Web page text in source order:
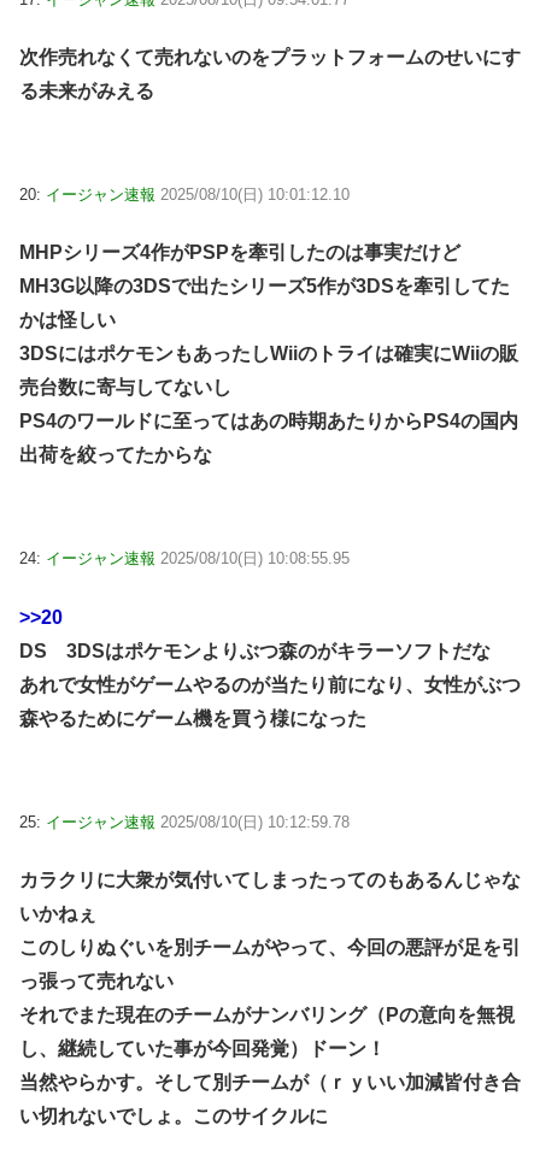
次作売れなくて売れないのをプラットフォームのせいにす
る未来がみえる
20: イージャン速報 2025/08/10(日) 10:01:12.10
MHPシリーズ4作がPSPを牽引したのは事実だけど
MH3G以降の3DSで出たシリーズ5作が3DSを牽引してた
かは怪しい
3DSにはポケモンもあったしWiiのトライは確実にWiiの販
売台数に寄与してないし
PS4のワールドに至ってはあの時期あたりからPS4の国内
出荷を絞ってたからな
24: イージャン速報 2025/08/10(日) 10:08:55.95
>>20
DS 3DSはポケモンよりぶつ森のがキラーソフトだな
あれで女性がゲームやるのが当たり前になり、女性がぶつ
森やるためにゲーム機を買う様になった
25: イージャン速報 2025/08/10(日) 10:12:59.78
カラクリに大衆が気付いてしまったってのもあるんじゃな
いかねぇ
このしりぬぐいを別チームがやって、今回の悪評が足を引
っ張って売れない
それでまた現在のチームがナンバリング（Pの意向を無視
し、継続していた事が今回発覚）ドーン！
当然やらかす。そして別チームが（ｒｙいい加減皆付き合
い切れないでしょ。このサイクルに